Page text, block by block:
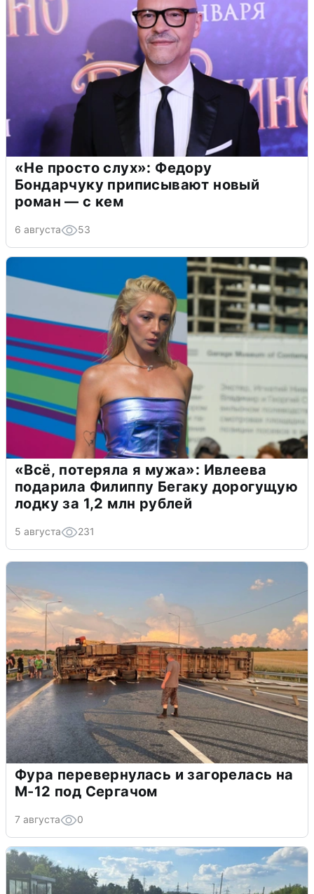
«Не просто слух»: Федору
Бондарчуку приписывают новый
роман — с кем
6 августа 53
«Всё, потеряла я мужа»: Ивлеева
подарила Филиппу Бегаку дорогущую
лодку за 1,2 млн рублей
5 августа 231
Фура перевернулась и загорелась на
М-12 под Сергачом
7 августа 0